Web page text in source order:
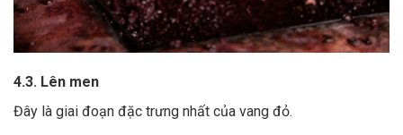
4.3. Lên men
Đây là giai đoạn đặc trưng nhất của vang đỏ.